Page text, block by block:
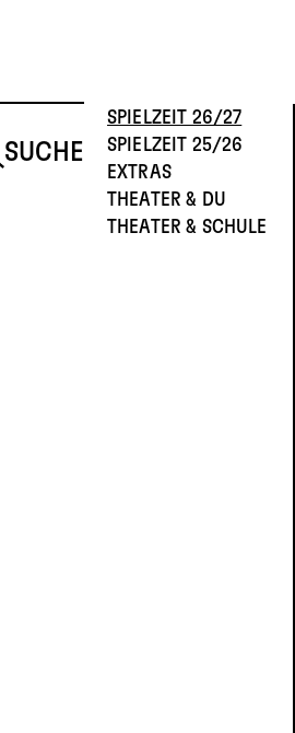
SUCHE
SPIELZEIT 26/27
SPIELZEIT 25/26
EXTRAS
THEATER & DU
THEATER & SCHULE